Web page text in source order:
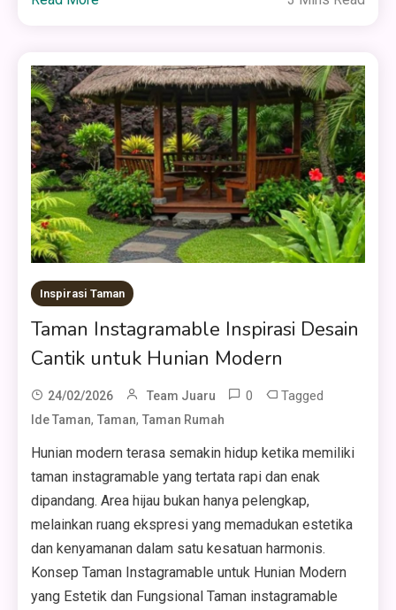
Inspirasi Taman
Taman Instagramable Inspirasi Desain
Cantik untuk Hunian Modern
24/02/2026 Team Juaru 0 Tagged
Ide Taman,Taman,Taman Rumah
Hunian modern terasa semakin hidup ketika memiliki
taman instagramable yang tertata rapi dan enak
dipandang. Area hijau bukan hanya pelengkap,
melainkan ruang ekspresi yang memadukan estetika
dan kenyamanan dalam satu kesatuan harmonis.
Konsep Taman Instagramable untuk Hunian Modern
yang Estetik dan Fungsional Taman instagramable